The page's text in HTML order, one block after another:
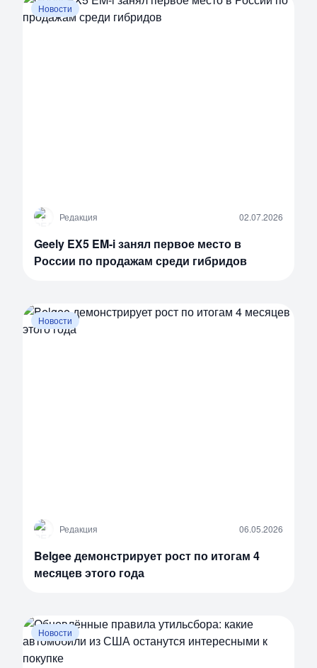
Новости
Р Редакция 02.07.2026
Geely EX5 EM-i занял первое место в
России по продажам среди гибридов
Новости
Р Редакция 06.05.2026
Belgee демонстрирует рост по итогам 4
месяцев этого года
Новости